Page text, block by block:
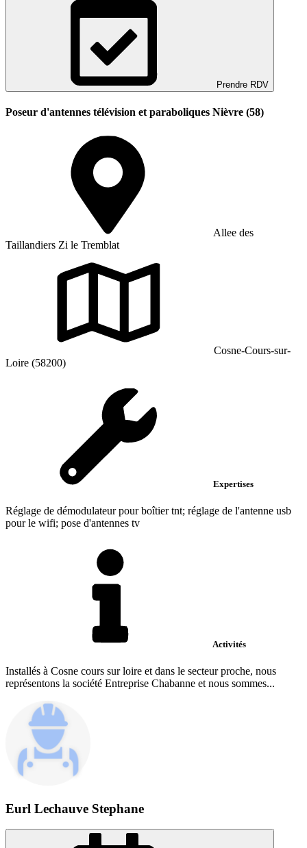
Prendre RDV
Poseur d'antennes télévision et paraboliques Nièvre (58)
Allee des
Taillandiers Zi le Tremblat
Cosne-Cours-sur-
Loire (58200)
Expertises
Réglage de démodulateur pour boîtier tnt; réglage de l'antenne usb
pour le wifi; pose d'antennes tv
Activités
Installés à Cosne cours sur loire et dans le secteur proche, nous
représentons la société Entreprise Chabanne et nous sommes...
Eurl Lechauve Stephane